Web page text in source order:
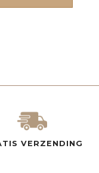
VERZENDING